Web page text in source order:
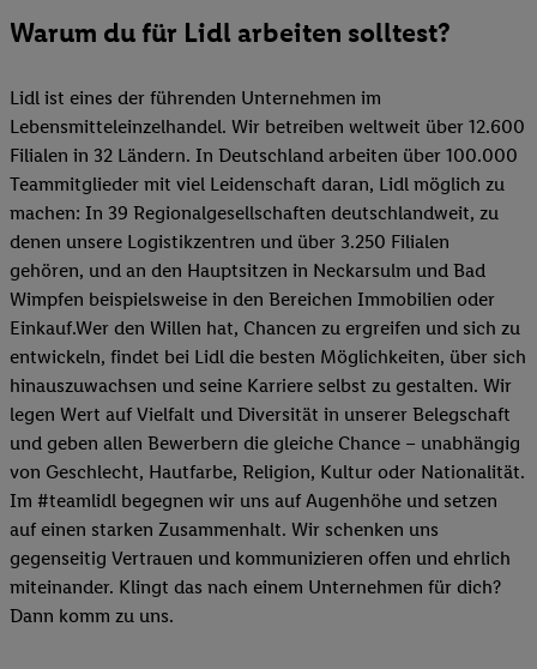
Warum du für Lidl arbeiten solltest?
Lidl ist eines der führenden Unternehmen im
Lebensmitteleinzelhandel. Wir betreiben weltweit über 12.600
Filialen in 32 Ländern. In Deutschland arbeiten über 100.000
Teammitglieder mit viel Leidenschaft daran, Lidl möglich zu
machen: In 39 Regionalgesellschaften deutschlandweit, zu
denen unsere Logistikzentren und über 3.250 Filialen
gehören, und an den Hauptsitzen in Neckarsulm und Bad
Wimpfen beispielsweise in den Bereichen Immobilien oder
Einkauf.Wer den Willen hat, Chancen zu ergreifen und sich zu
entwickeln, findet bei Lidl die besten Möglichkeiten, über sich
hinauszuwachsen und seine Karriere selbst zu gestalten. Wir
legen Wert auf Vielfalt und Diversität in unserer Belegschaft
und geben allen Bewerbern die gleiche Chance – unabhängig
von Geschlecht, Hautfarbe, Religion, Kultur oder Nationalität.
Im #teamlidl begegnen wir uns auf Augenhöhe und setzen
auf einen starken Zusammenhalt. Wir schenken uns
gegenseitig Vertrauen und kommunizieren offen und ehrlich
miteinander. Klingt das nach einem Unternehmen für dich?
Dann komm zu uns.​